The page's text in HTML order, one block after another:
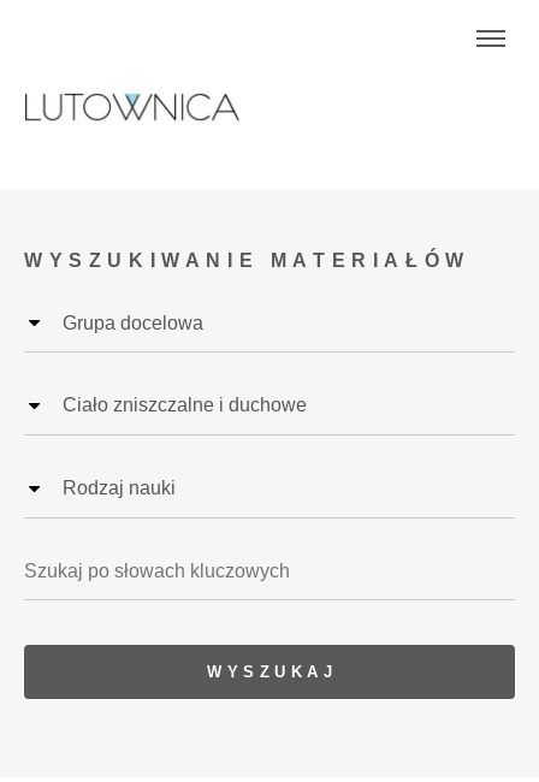
WYSZUKIWANIE MATERIAŁÓW